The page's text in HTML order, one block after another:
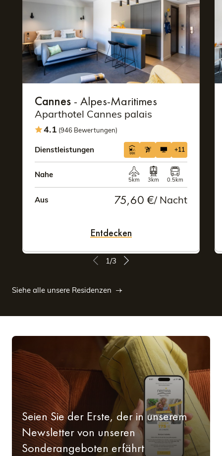
1/3
Cannes- Alpes-Maritimes
Aparthotel Cannes palais
4.1 (946 Bewertungen)
Dienstleistungen +11
Nahe
5km 3km 0.5km
Aus 75,60 €/ Nacht
Entdecken
Siehe alle unsere Residenzen
Seien Sie der Erste, der in unserem
Newsletter von unseren
Sonderangeboten erfährt